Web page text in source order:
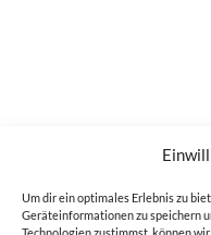
Um dir ein optimales Erlebnis zu
Geräteinformationen zu speichern